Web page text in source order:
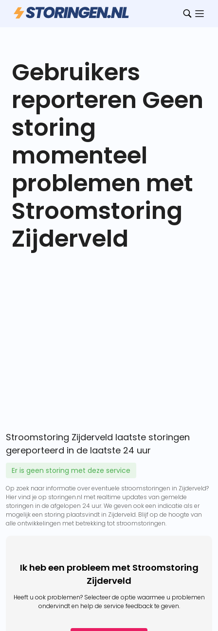
Gebruikers
reporteren Geen
storing
momenteel
problemen met
Stroomstoring
Zijderveld
Stroomstoring Zijderveld laatste storingen
gereporteerd in de laatste 24 uur
Er is geen storing met deze service
Op zoek naar informatie over eventuele stroomstoringen in Zijderveld?
Hier vind je op storingen.nl met realtime updates van gemelde
storingen in de afgelopen 24 uur. We geven ook een indicatie als er
mogelijk een storing plaatsvindt in Zijderveld. Blijf op de hoogte van
alle ontwikkelingen met betrekking tot stroomstoringen.
Ik heb een probleem met Stroomstoring
Zijderveld
Heeft u ook problemen? Selecteer de optie waarmee u problemen
ondervindt en help de service feedback te geven.